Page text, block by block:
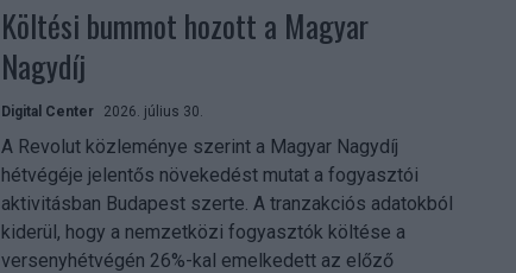
Költési bummot hozott a Magyar
Nagydíj
Digital Center 2026. július 30.
A Revolut közleménye szerint a Magyar Nagydíj
hétvégéje jelentős növekedést mutat a fogyasztói
aktivitásban Budapest szerte. A tranzakciós adatokból
kiderül, hogy a nemzetközi fogyasztók költése a
versenyhétvégén 26%-kal emelkedett az előző